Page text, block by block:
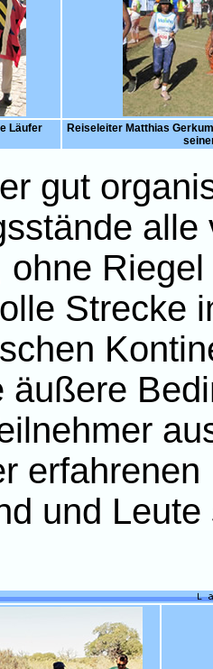
Läufer
Reiseleiter Matthias
gut
ohne
Strecke
äußere
und